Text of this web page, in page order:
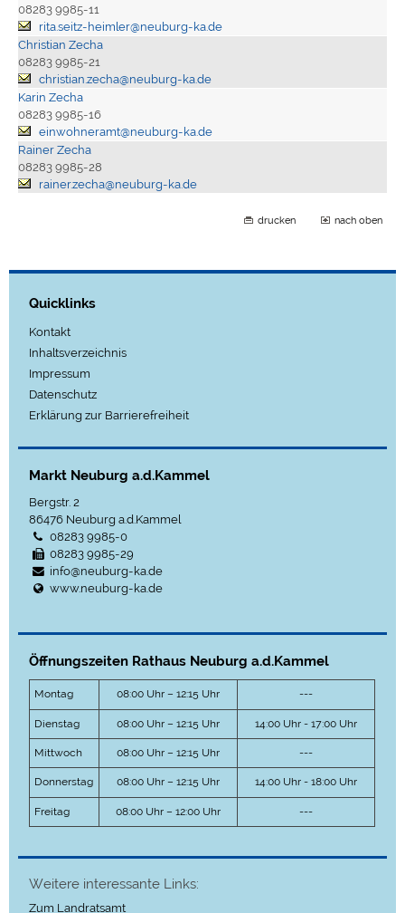
08283 9985-11
rita.seitz-heimler@neuburg-ka.de
Christian Zecha
08283 9985-21
christian.zecha@neuburg-ka.de
Karin Zecha
08283 9985-16
einwohneramt@neuburg-ka.de
Rainer Zecha
08283 9985-28
rainer.zecha@neuburg-ka.de
drucken nach oben
Quicklinks
Kontakt
Inhaltsverzeichnis
Impressum
Datenschutz
Erklärung zur Barrierefreiheit
Markt Neuburg a.d.Kammel
Bergstr. 2
86476 Neuburg a.d.Kammel
08283 9985-0
08283 9985-29
info@neuburg-ka.de
www.neuburg-ka.de
Öffnungszeiten Rathaus Neuburg a.d.Kammel
Montag 08:00 Uhr – 12:15 Uhr ---
Dienstag 08:00 Uhr – 12:15 Uhr 14:00 Uhr - 17:00 Uhr
Mittwoch 08:00 Uhr – 12:15 Uhr ---
Donnerstag 08:00 Uhr – 12:15 Uhr 14:00 Uhr - 18:00 Uhr
Freitag 08:00 Uhr – 12:00 Uhr ---
Weitere interessante Links:
Zum Landratsamt